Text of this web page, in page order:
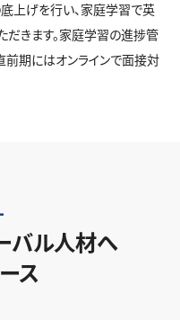
上げを行い、家庭学習で英
きます。家庭学習の進捗管
前期にはオンラインで面接対
バル人材へ
ス